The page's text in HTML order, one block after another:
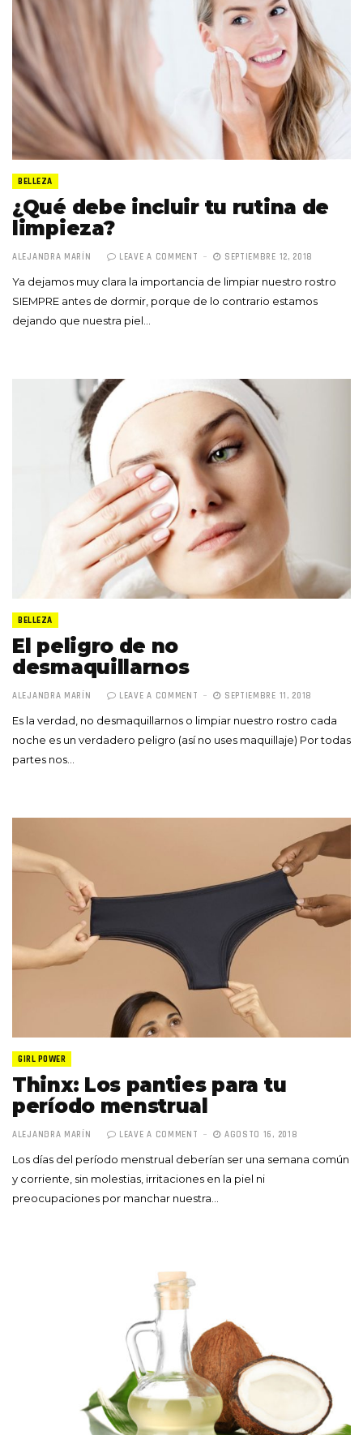
BELLEZA
¿Qué debe incluir tu rutina de
limpieza?
ALEJANDRA MARÍN LEAVE A COMMENT SEPTIEMBRE 12, 2018
Ya dejamos muy clara la importancia de limpiar nuestro rostro
SIEMPRE antes de dormir, porque de lo contrario estamos
dejando que nuestra piel…
BELLEZA
El peligro de no
desmaquillarnos
ALEJANDRA MARÍN LEAVE A COMMENT SEPTIEMBRE 11, 2018
Es la verdad, no desmaquillarnos o limpiar nuestro rostro cada
noche es un verdadero peligro (así no uses maquillaje) Por todas
partes nos…
GIRL POWER
Thinx: Los panties para tu
período menstrual
ALEJANDRA MARÍN LEAVE A COMMENT AGOSTO 16, 2018
Los días del período menstrual deberían ser una semana común
y corriente, sin molestias, irritaciones en la piel ni
preocupaciones por manchar nuestra…